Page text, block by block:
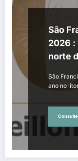
São
2026 :
norte
São
ano no